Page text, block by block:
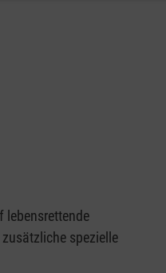
lebensrettende
spezielle